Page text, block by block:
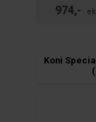
974,-
Koni